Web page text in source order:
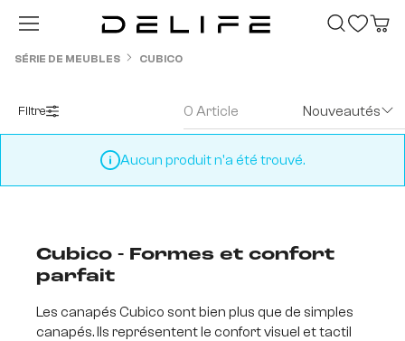
Passer au contenu principal
SÉRIE DE MEUBLES CUBICO
Filtre 0 Article Nouveautés
Aucun produit n'a été trouvé.
Cubico - Formes et confort
parfait
Les canapés Cubico sont bien plus que de simples
canapés. Ils représentent le confort visuel et tactil